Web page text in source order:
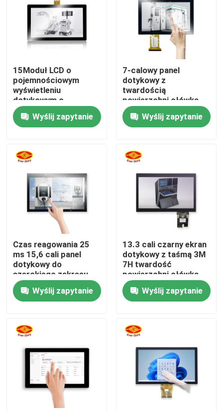
Dom
Produkty
Filmy
Wycieczka po fabryce
Kontrola jakości
Poprosić o wycenę
Dotykowy panel wyświetlacza
15Moduł LCD o
pojemnościowym
wyświetleniu
dotykowym o
pojemności 0,6 cala z
opcjami pełnego i
ramy
Wyślij zapytanie
7-calowy panel
dotykowy z
twardością
powierzchni ołówka
7H i trybem
wprowadzania
palca/aktywnego
Wyślij zapytanie
Czas reagowania 25
ms 15,6 cali panel
dotykowy do
szerokiego zakresu
zastosowań
Wyślij zapytanie
13.3 cali czarny ekran
dotykowy z taśmą 3M
7H twardość
powierzchni ołówka
Wyślij zapytanie